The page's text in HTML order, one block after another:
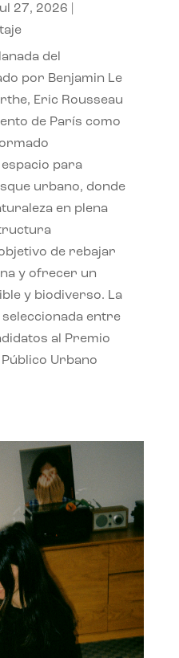
27, 2026
del
por Benjamin Le
Eric Rousseau
de París como
para
urbano, donde
en plena
de rebajar
y ofrecer un
y biodiverso. La
entre
al Premio
Urbano